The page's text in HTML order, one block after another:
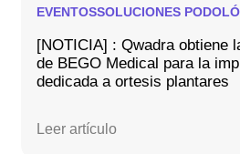
EVENTOSSOLUCIONES
[NOTICIA] : Qwadra obtiene
de BEGO Medical para la
dedicada a ortesis plantares
Leer artículo